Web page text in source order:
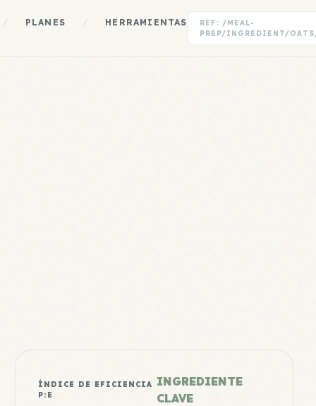
PLANES HERRAMIENTAS
REF: /MEAL-
PREP/INGREDIENT/
ÍNDICE DE EFICIENCIA
P:E
INGREDIENTE
CLAVE